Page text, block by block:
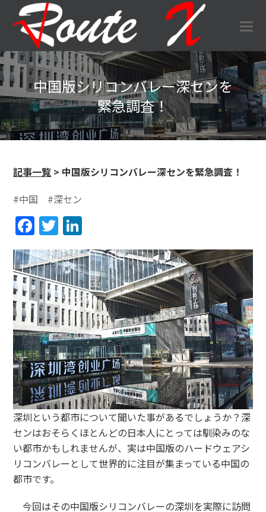
中国版シリコンバレー深センを
緊急調査！
記事一覧 > 中国版シリコンバレー深センを緊急調査！
#中国
#深セン
Facebook
Twitter
深圳という都市について聞いた事があるでしょうか？深
センはおそらくほとんどの日本人にとっては馴染みのな
い都市かもしれませんが、実は中国版のハードウェアシ
リコンバレーとして世界的に注目が集まっている中国の
都市です。
今回はその中国版シリコンバレーの深圳を実際に訪問